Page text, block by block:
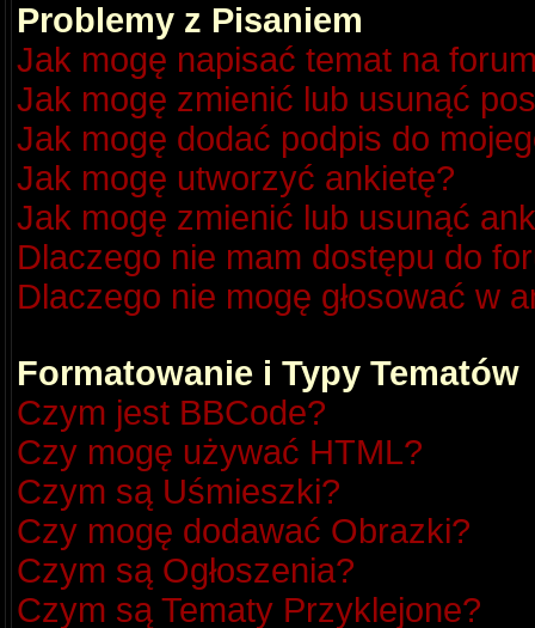
Problemy z Pisaniem
Jak mogę napisać temat na
Jak mogę zmienić lub usunąć
Jak mogę dodać podpis do
Jak mogę utworzyć ankietę?
Jak mogę zmienić lub usunąć
Dlaczego nie mam dostępu do
Dlaczego nie mogę głosować w
Formatowanie i Typy Tematów
Czym jest BBCode?
Czy mogę używać HTML?
Czym są Uśmieszki?
Czy mogę dodawać Obrazki?
Czym są Ogłoszenia?
Czym są Tematy Przyklejone?